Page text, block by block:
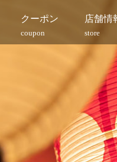
クーポン
coupon
店舗情
store